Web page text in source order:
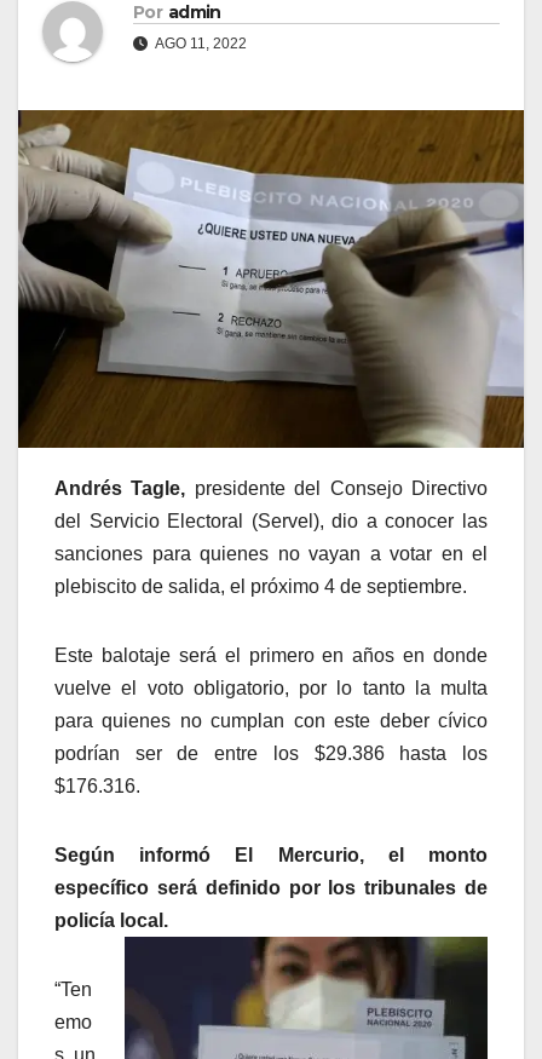
Por admin
AGO 11, 2022
Andrés Tagle, presidente del Consejo Directivo
del Servicio Electoral (Servel), dio a conocer las
sanciones para quienes no vayan a votar en el
plebiscito de salida, el próximo 4 de septiembre.
Este balotaje será el primero en años en donde
vuelve el voto obligatorio, por lo tanto la multa
para quienes no cumplan con este deber cívico
podrían ser de entre los $29.386 hasta los
$176.316.
Según informó El Mercurio, el monto
específico será definido por los tribunales de
policía local.
“Ten
emo
s un